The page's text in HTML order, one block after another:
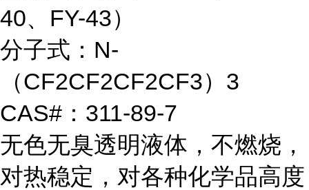
40、FY-43）
分子式：N-
（CF2CF2CF2CF3）3
CAS#：311-89-7
无色无臭透明液体，不燃烧，
对热稳定，对各种化学品高度